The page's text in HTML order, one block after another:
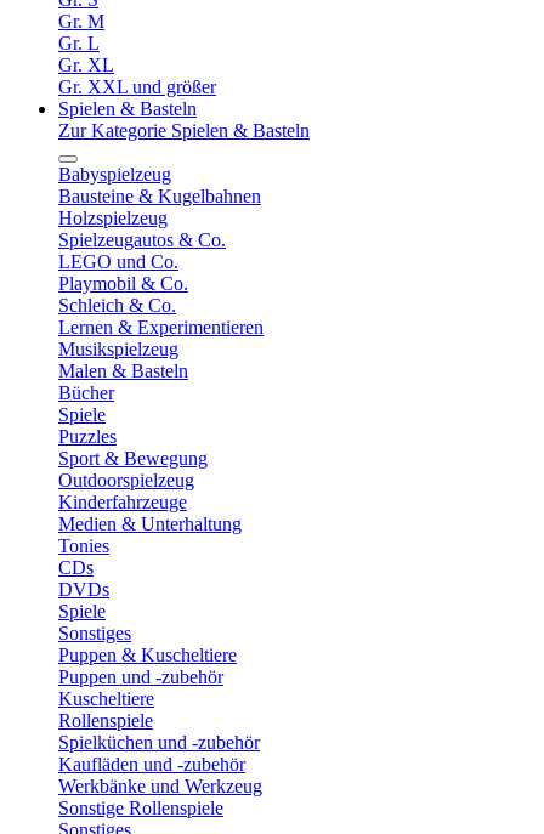
Gr. M
Gr. L
Gr. XL
Gr. XXL und größer
Spielen & Basteln
Zur Kategorie Spielen & Basteln
Babyspielzeug
Bausteine & Kugelbahnen
Holzspielzeug
Spielzeugautos & Co.
LEGO und Co.
Playmobil & Co.
Schleich & Co.
Lernen & Experimentieren
Musikspielzeug
Malen & Basteln
Bücher
Spiele
Puzzles
Sport & Bewegung
Outdoorspielzeug
Kinderfahrzeuge
Medien & Unterhaltung
Tonies
CDs
DVDs
Spiele
Sonstiges
Puppen & Kuscheltiere
Puppen und -zubehör
Kuscheltiere
Rollenspiele
Spielküchen und -zubehör
Kaufläden und -zubehör
Werkbänke und Werkzeug
Sonstige Rollenspiele
Sonstiges